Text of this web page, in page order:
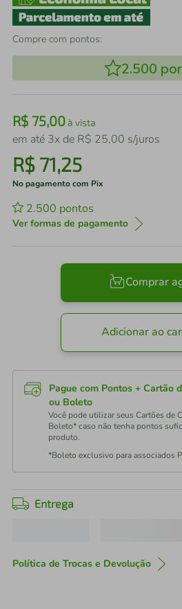
Compre com pontos:
2.500
R$ 75,00à vista
em até 3x de R$ 25,00 s/juros
R$ 71,25
No pagamento com Pix
2.500 pontos
Ver formas de pagamento
Comprar
Adicionar ao
Pague com Pontos + Cartão
ou Boleto
Você pode utilizar seus Cartões de
Boleto* caso não tenha pontos
produto.
*Boleto exclusivo para associados
Entrega
Política de Trocas e Devolução